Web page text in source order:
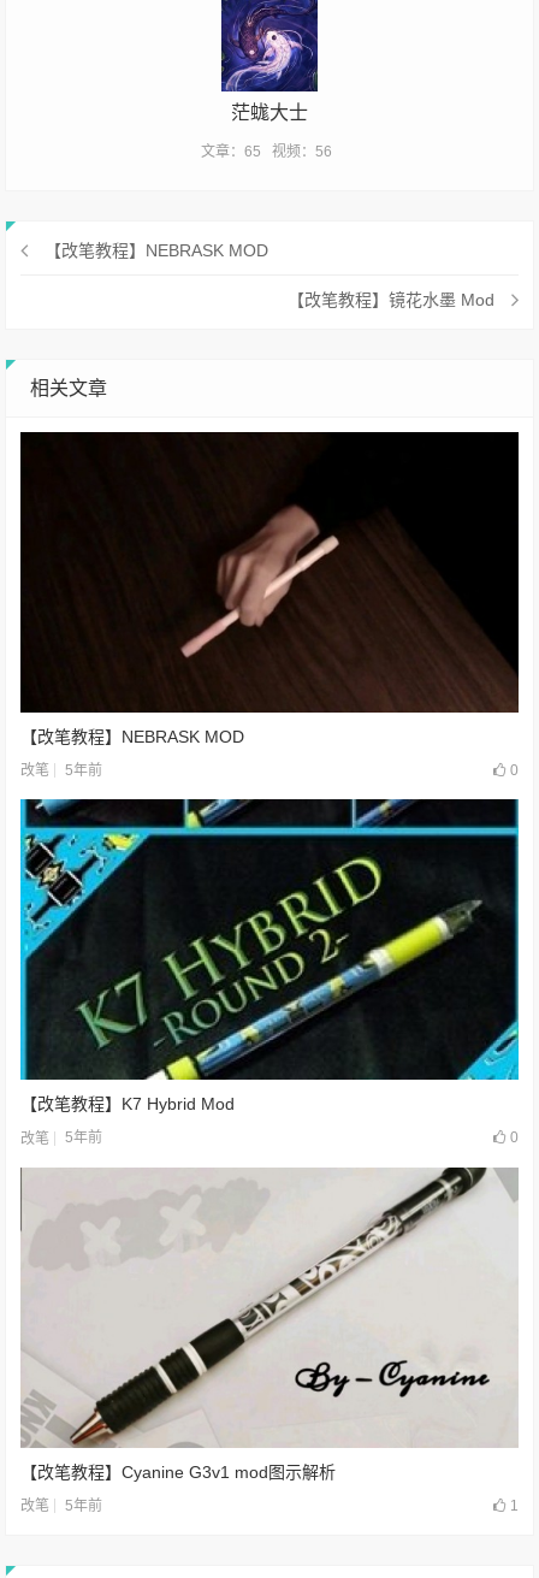
茫蛖大士
文章：65 视频：56
【改笔教程】NEBRASK MOD
【改笔教程】镜花水墨 Mod
相关文章
【改笔教程】NEBRASK MOD
改笔 5年前 0
【改笔教程】K7 Hybrid Mod
改笔 5年前 0
【改笔教程】Cyanine G3v1 mod图示解析
改笔 5年前 1